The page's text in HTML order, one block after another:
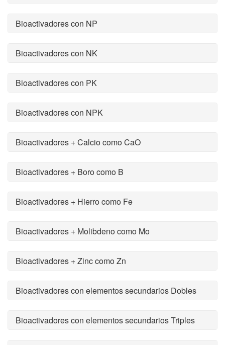
Bioactivadores con NP
Bioactivadores con NK
Bioactivadores con PK
Bioactivadores con NPK
Bioactivadores + Calcio como CaO
Bioactivadores + Boro como B
Bioactivadores + Hierro como Fe
Bioactivadores + Molibdeno como Mo
Bioactivadores + Zinc como Zn
Bioactivadores con elementos secundarios Dobles
Bioactivadores con elementos secundarios Triples